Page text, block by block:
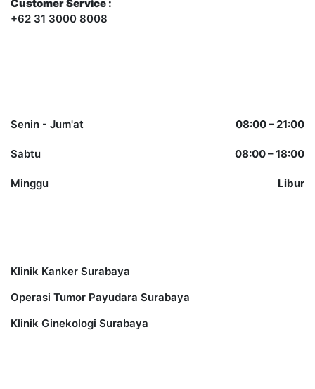
Customer Service :
+62 31 3000 8008
Senin - Jum'at 08:00 – 21:00
Sabtu 08:00 – 18:00
Minggu Libur
Klinik Kanker Surabaya
Operasi Tumor Payudara Surabaya
Klinik Ginekologi Surabaya